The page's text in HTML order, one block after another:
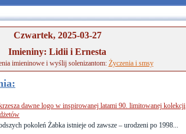
Czwartek, 2025-03-27
Imieniny: Lidii i Ernesta
imieninowe i wyślij solenizantom: Życzenia i smsy
dawne logo w inspirowanej latami 90. limitowanej kolekcji
pokoleń Żabka istnieje od zawsze – urodzeni po 1998...